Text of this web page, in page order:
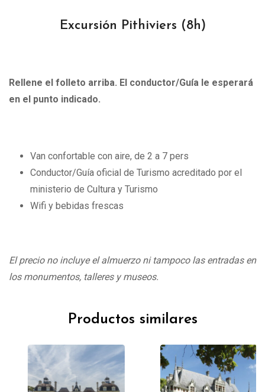
Excursión Pithiviers (8h)
Rellene el folleto arriba. El conductor/Guía le esperará
en el punto indicado.
Van confortable con aire, de 2 a 7 pers
Conductor/Guía oficial de Turismo acreditado por el
ministerio de Cultura y Turismo
Wifi y bebidas frescas
El precio no incluye el almuerzo ni tampoco las entradas en
los monumentos, talleres y museos.
Productos similares